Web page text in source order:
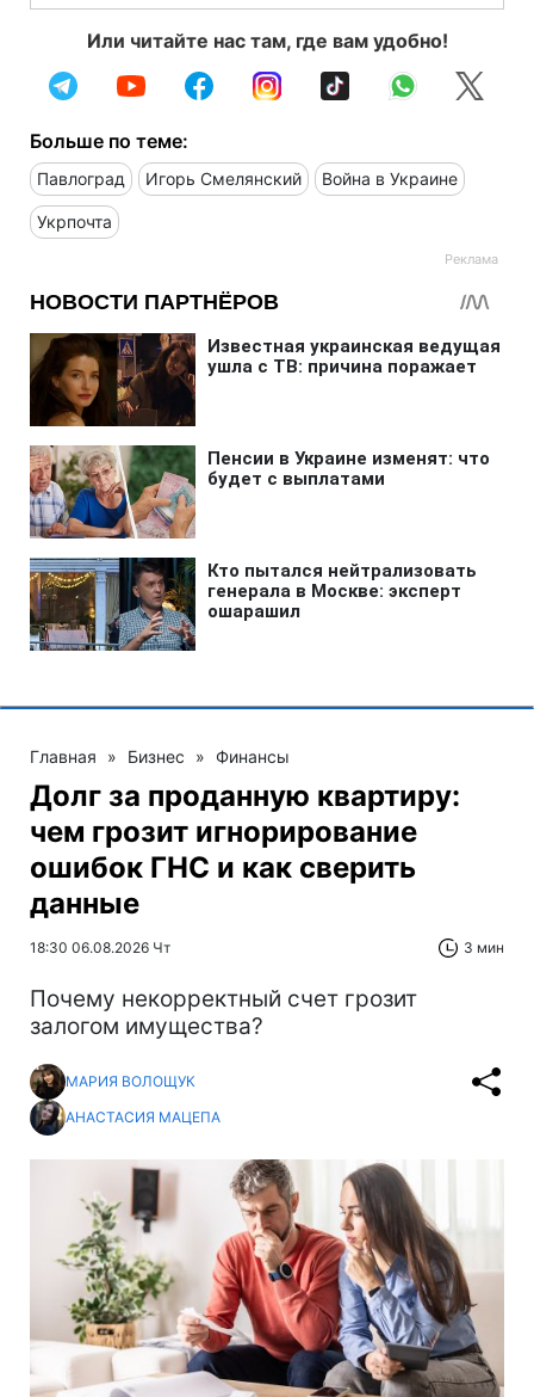
Или читайте нас там, где вам удобно!
Больше по теме:
Павлоград Игорь Смелянский Война в Украине
Укрпочта
Главная » Бизнес » Финансы
Долг за проданную квартиру:
чем грозит игнорирование
ошибок ГНС и как сверить
данные
18:30 06.08.2026 Чт 3 мин
Почему некорректный счет грозит
залогом имущества?
МАРИЯ ВОЛОЩУК
АНАСТАСИЯ МАЦЕПА